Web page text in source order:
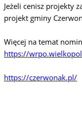
Jeżeli cenisz projekty
projekt gminy
Więcej na temat
https://
https://czerwonak.pl/